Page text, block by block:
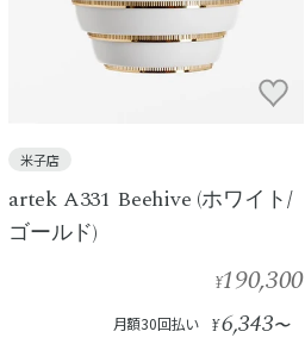
米子店
artek A331 Beehive (ホワイト/
ゴールド)
¥190,300
月額30回払い ¥6,343〜